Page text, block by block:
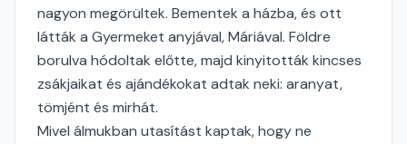
nagyon megörültek. Bementek a házba, és ott
látták a Gyermeket anyjával, Máriával. Földre
borulva hódoltak előtte, majd kinyitották kincses
zsákjaikat és ajándékokat adtak neki: aranyat,
tömjént és mirhát.
Mivel álmukban utasítást kaptak, hogy ne